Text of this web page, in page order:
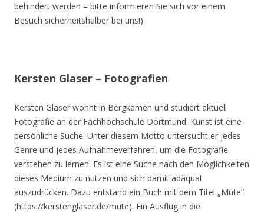
behindert werden – bitte informieren Sie sich vor einem
Besuch sicherheitshalber bei uns!)
Kersten Glaser – Fotografien
Kersten Glaser wohnt in Bergkamen und studiert aktuell
Fotografie an der Fachhochschule Dortmund. Kunst ist eine
persönliche Suche. Unter diesem Motto untersucht er jedes
Genre und jedes Aufnahmeverfahren, um die Fotografie
verstehen zu lernen. Es ist eine Suche nach den Möglichkeiten
dieses Medium zu nutzen und sich damit adäquat
auszudrücken. Dazu entstand ein Buch mit dem Titel „Mute“.
(https://kerstenglaser.de/mute). Ein Ausflug in die